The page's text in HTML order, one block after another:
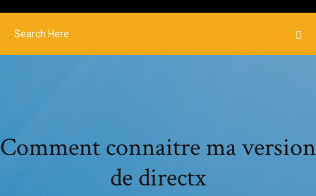
Comment connaitre ma version
de directx